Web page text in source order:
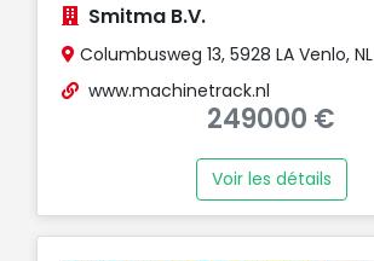
Smitma B.V.
Columbusweg 13, 5928 LA Venlo, NL
www.machinetrack.nl
249000 €
Voir les détails